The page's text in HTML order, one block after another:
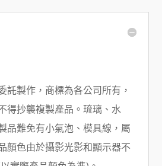
託製作，商標為各公司所有，
得抄襲複製產品。琉璃、水
品難免有小氣泡、模具線，屬
顏色由於攝影光影和顯示器不